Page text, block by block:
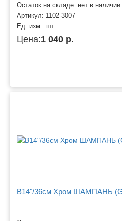
Остаток на складе: нет в наличии
Артикул: 1102-3007
Ед. изм.: шт.
Цена:1 040 р.
B14"/36см Хром ШАМПАНЬ